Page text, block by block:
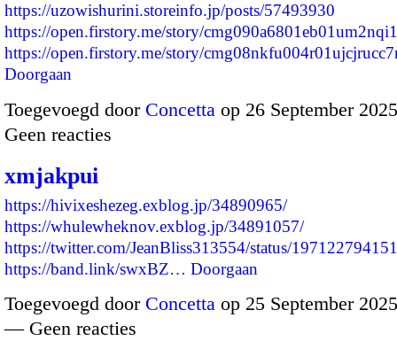
https://uzowishurini.storeinfo.jp/posts/57493930
https://open.firstory.me/story/
https://open.firstory.me/story/
Doorgaan
Toegevoegd door Concetta op 26 September
Geen reacties
xmjakpui
https://hivixeshezeg.exblog.jp/34890965/
https://whulewheknov.exblog.jp/34891057/
https://twitter.com/JeanBliss313554/status/
https://band.link/swxBZ… Doorgaan
Toegevoegd door Concetta op 25 September
— Geen reacties